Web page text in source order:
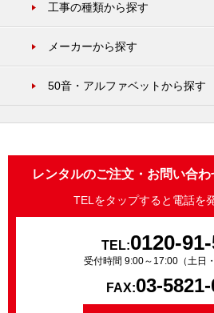
工事の種類から探す
メーカーから探す
50音・アルファベットから探す
レンタルのご注文・お問い合
TELをタップすると電話を
TEL:0120-
受付時間 9:00～17:00（土日
FAX:03-